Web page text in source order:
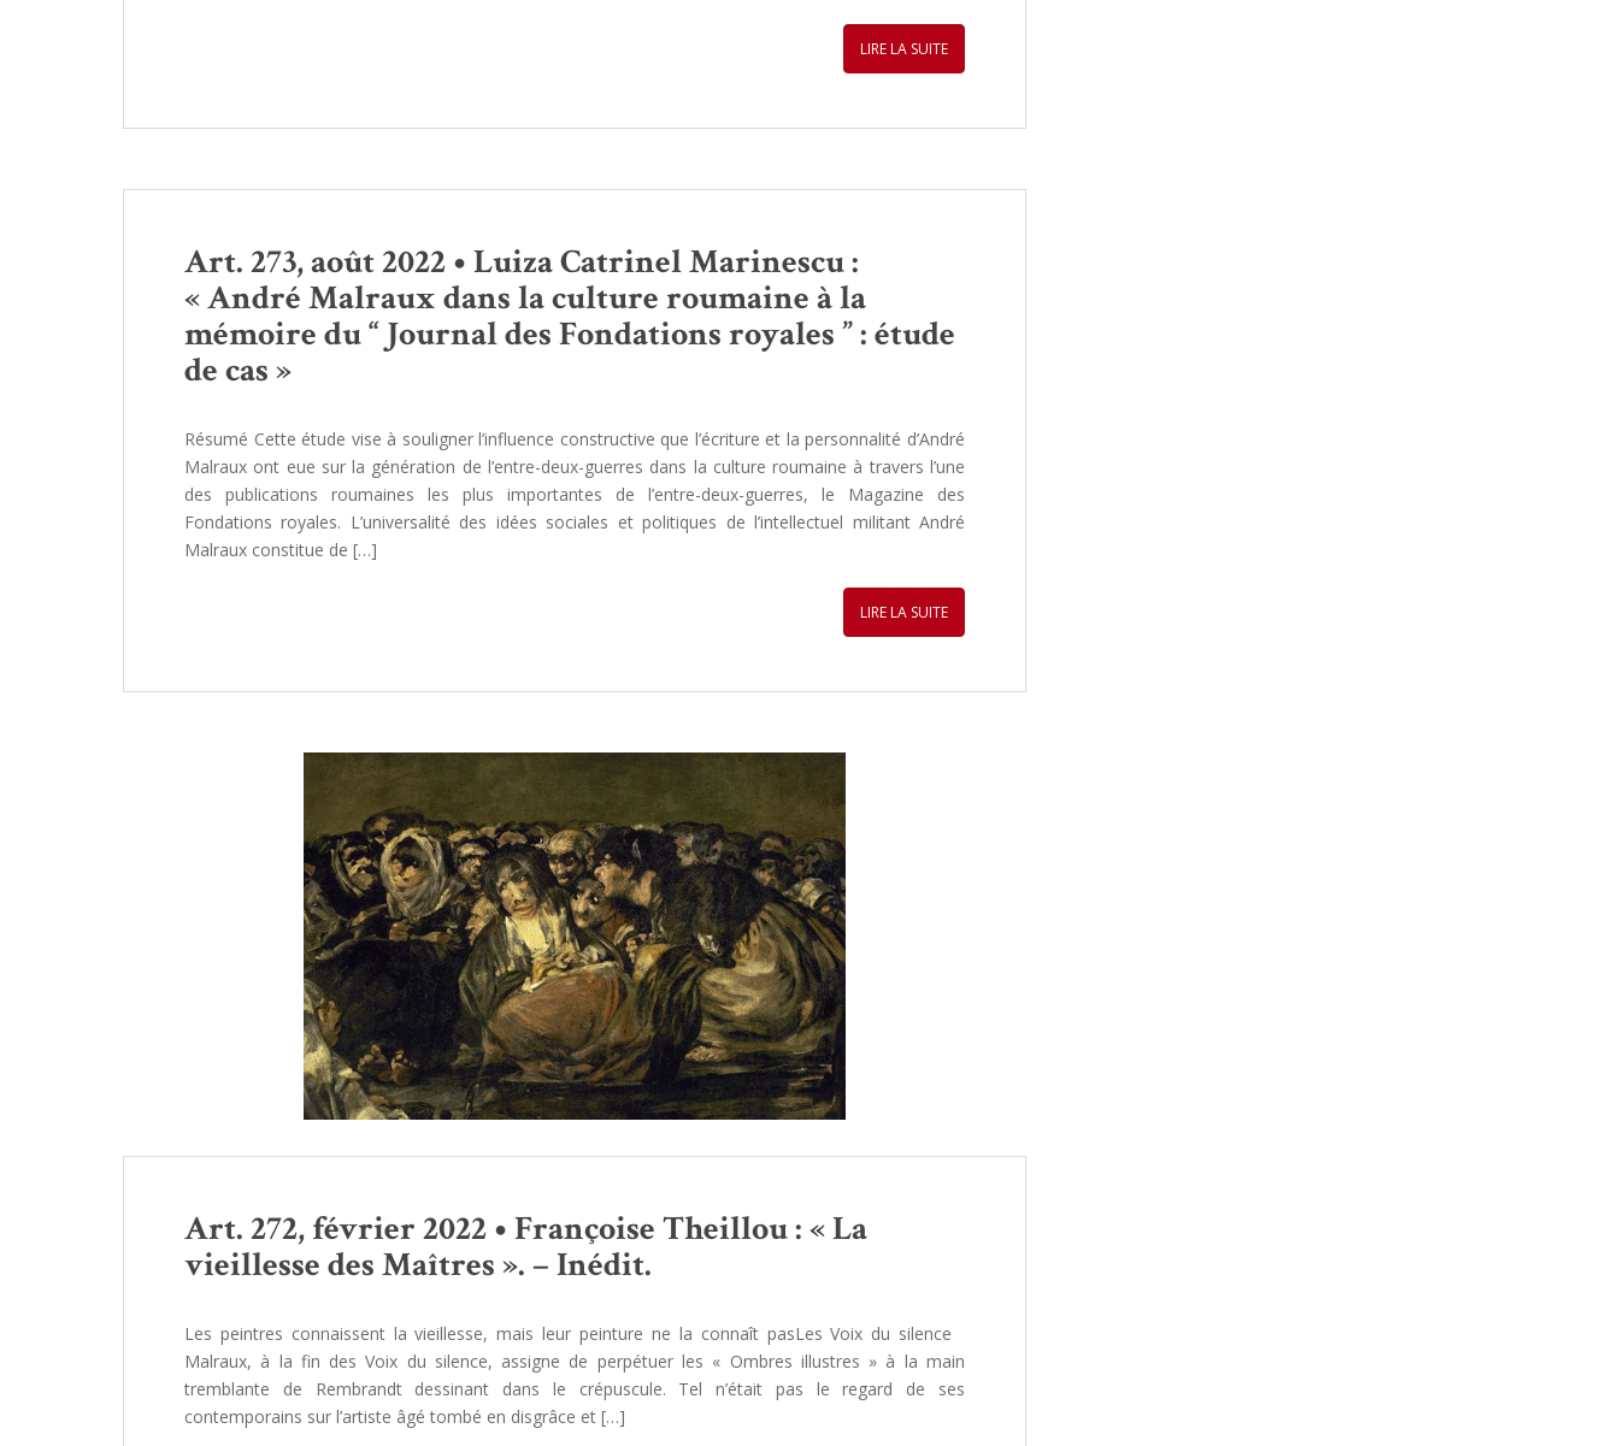
LIRE LA SUITE
Art. 273, août 2022 • Luiza Catrinel Marinescu :
« André Malraux dans la culture roumaine à la
mémoire du “ Journal des Fondations royales ” : étude
de cas »
Résumé Cette étude vise à souligner l’influence constructive que l’écriture et la personnalité d’André
Malraux ont eue sur la génération de l’entre-deux-guerres dans la culture roumaine à travers l’une
des publications roumaines les plus importantes de l’entre-deux-guerres, le Magazine des
Fondations royales. L’universalité des idées sociales et politiques de l’intellectuel militant André
Malraux constitue de […]
LIRE LA SUITE
Art. 272, février 2022 • Françoise Theillou : « La
vieillesse des Maîtres ». – Inédit.
Les peintres connaissent la vieillesse, mais leur peinture ne la connaît pasLes Voix du silence
Malraux, à la fin des Voix du silence, assigne de perpétuer les « Ombres illustres » à la main
tremblante de Rembrandt dessinant dans le crépuscule. Tel n’était pas le regard de ses
contemporains sur l’artiste âgé tombé en disgrâce et […]